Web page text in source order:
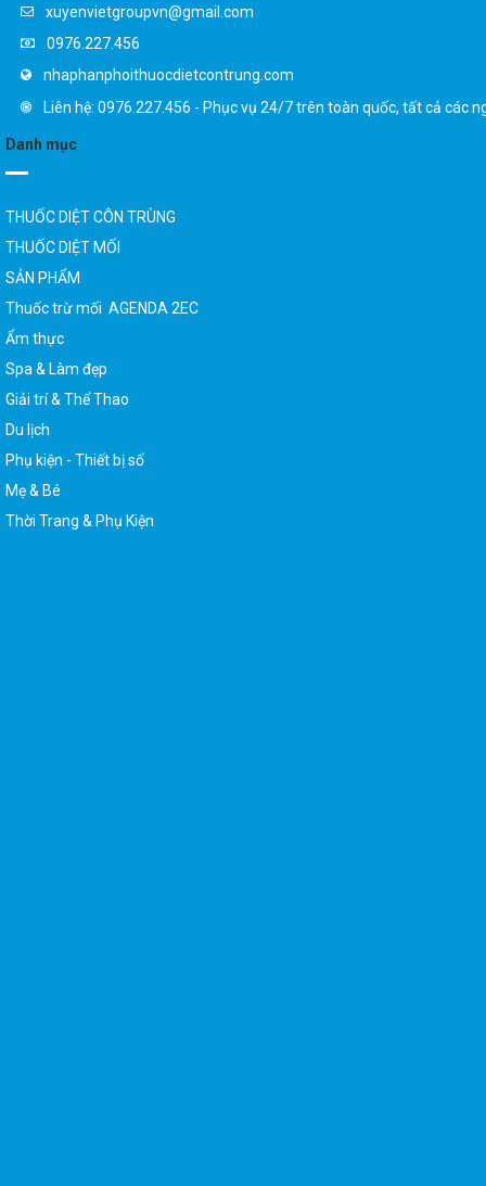
xuyenvietgroupvn@gmail.com
0976.227.456
nhaphanphoithuocdietcontrung.com
Liên hệ: 0976.227.456 - Phục vụ 24/7 trên toàn quốc, tất cả các
Danh mục
THUỐC DIỆT CÔN TRÙNG
THUỐC DIỆT MỐI
SẢN PHẨM
Thuốc trừ mối AGENDA 2EC
Ẩm thực
Spa & Làm đẹp
Giải trí & Thể Thao
Du lịch
Phụ kiện - Thiết bị số
Mẹ & Bé
Thời Trang & Phụ Kiện